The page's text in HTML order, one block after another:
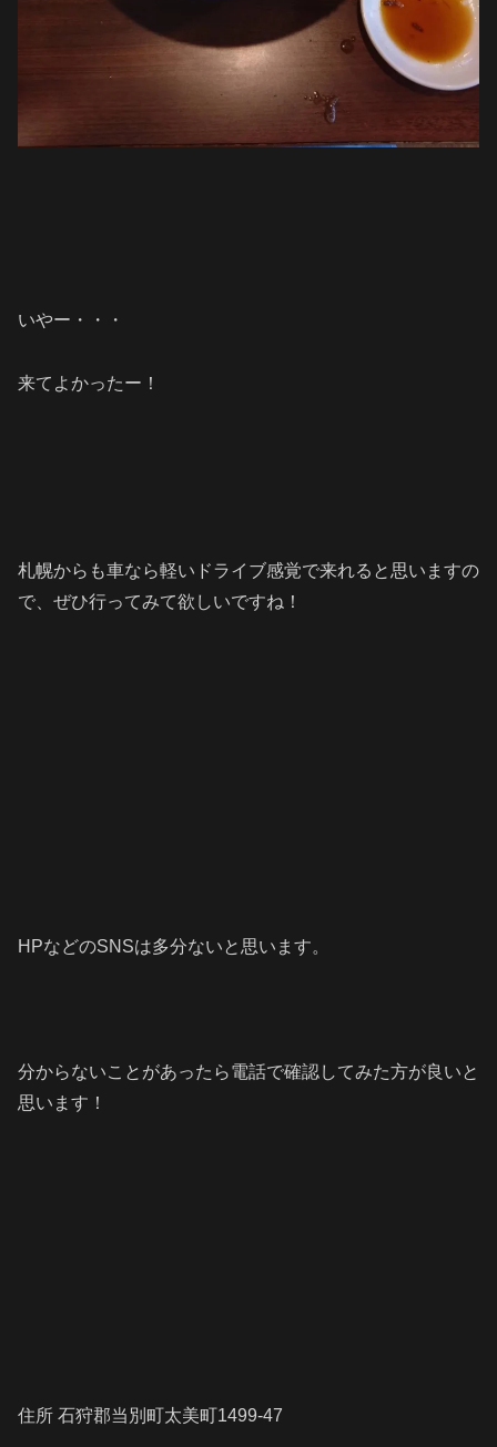
いやー・・・
来てよかったー！
札幌からも車なら軽いドライブ感覚で来れると思いますの
で、ぜひ行ってみて欲しいですね！
HPなどのSNSは多分ないと思います。
分からないことがあったら電話で確認してみた方が良いと
思います！
住所 石狩郡当別町太美町1499-47